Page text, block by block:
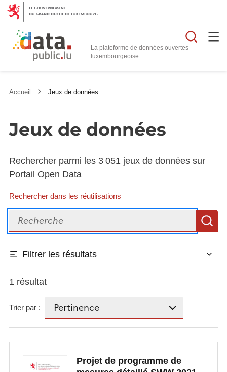
La plateforme de données ouvertes
Accueil Jeux de données
Jeux de données
Rechercher parmi les 3 051 jeux de données sur
Portail Open Data
Rechercher dans les réutilisations
Recherche
Filtrer les résultats
1 résultat
Trier par :
Projet de programme de